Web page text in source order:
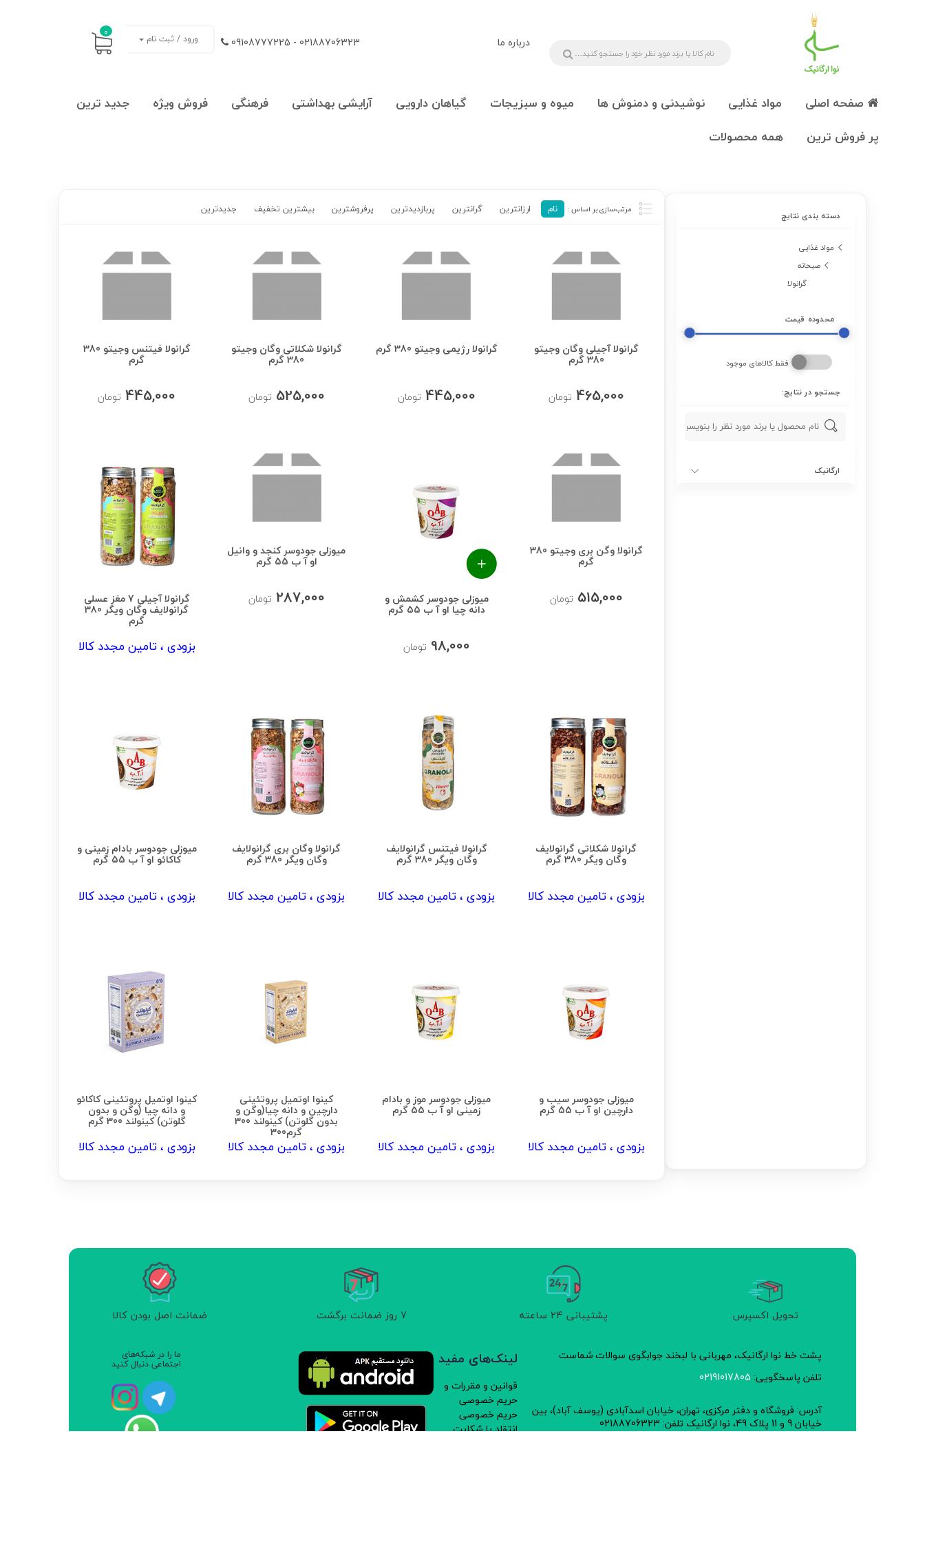
درباره ما 02188706323 - 09108777225 ورود / ثبت نام 0
صفحه اصلی مواد غذایی نوشیدنی و دمنوش ها میوه و سبزیجات گیاهان دارویی آرایشی بهداشتی فرهنگی فروش ویژه
جدید ترین
پر فروش ترین
همه محصولات
دسته بندی نتایج
مواد غذایی
صبحانه
گرانولا
محدوده قیمت
فقط کالاهای موجود
جستجو در نتایج:
ارگانیک
نام ارزانترین گرانترین پربازدیدترین‌ پرفروشترین بیشترین تخفیف جدیدترین
گرانولا آجیلی وگان وجیتو
380 گرم
465,000 تومان
گرانولا رژیمی وجیتو 380 گرم
445,000 تومان
گرانولا شکلاتی وگان وجیتو
380 گرم
525,000 تومان
گرانولا فیتنس وجیتو 380
گرم
445,000 تومان
گرانولا وگن بری وجیتو 380
گرم
515,000 تومان میوزلی جودوسر کشمش و
دانه چیا او آ ب 55 گرم
98,000 تومان
میوزلی جودوسر کنجد و وانیل
او آ ب 55 گرم
287,000 تومان گرانولا آجیلی 7 مغز عسلی
گرانولایف وگان ویگر 380
گرم
بزودی ، تامین مجدد کالا
گرانولا شکلاتی گرانولایف
وگان ویگر 380 گرم
بزودی ، تامین مجدد کالا
گرانولا فیتنس گرانولایف
وگان ویگر 380 گرم
بزودی ، تامین مجدد کالا
گرانولا وگان بری گرانولایف
وگان ویگر 380 گرم
بزودی ، تامین مجدد کالا
میوزلی جودوسر بادام زمینی و
کاکائو او آ ب 55 گرم
بزودی ، تامین مجدد کالا
میوزلی جودوسر سیب و
دارچین او آ ب 55 گرم
بزودی ، تامین مجدد کالا
میوزلی جودوسر موز و بادام
زمینی او آ ب 55 گرم
بزودی ، تامین مجدد کالا
کینوا اوتمیل پروتئینی
دارچین و دانه چیا(وگن و
بدون گلوتن) کینولند 300
گرم300
بزودی ، تامین مجدد کالا
کینوا اوتمیل پروتئینی کاکائو
و دانه چیا (وگن و بدون
گلوتن) کینولند 300 گرم
بزودی ، تامین مجدد کالا
تحویل اکسپرس پشتیبانی 24 ساعته 7 روز ضمانت برگشت ضمانت اصل بودن کالا
پشت خط نوا ارگانیک، مهربانی با لبخند جوابگوی سوالات شماست
تلفن پاسخگویی: 02191017805
آدرس: فروشگاه و دفتر مرکزی، تهران، خیابان اسدآبادی (یوسف آباد)، بین
خیابان 9 و 11 پلاک 49، نوا ارگانیک تلفن: 02188706323
لینک‌های مفید
قوانین و مقررات و
حریم خصوصی
حریم خصوصی
انتقاد یا شکایت
ما را در شبکه‌های
اجتماعی دنبال کنید